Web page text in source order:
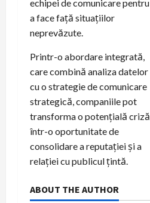
echipei de comunicare pentru
a face față situațiilor
neprevăzute.
Printr-o abordare integrată,
care combină analiza datelor
cu o strategie de comunicare
strategică, companiile pot
transforma o potențială criză
într-o oportunitate de
consolidare a reputației și a
relației cu publicul țintă.
ABOUT THE AUTHOR